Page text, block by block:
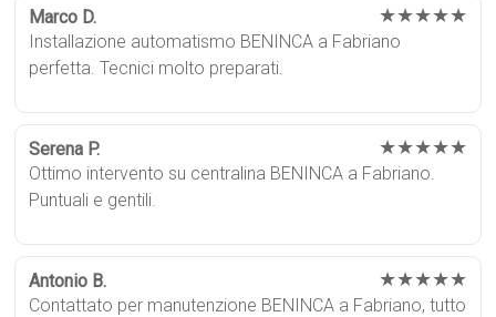
Marco D. ★★★★★
Installazione automatismo BENINCA a Fabriano
perfetta. Tecnici molto preparati.
Serena P. ★★★★★
Ottimo intervento su centralina BENINCA a Fabriano.
Puntuali e gentili.
Antonio B. ★★★★★
Contattato per manutenzione BENINCA a Fabriano, tutto